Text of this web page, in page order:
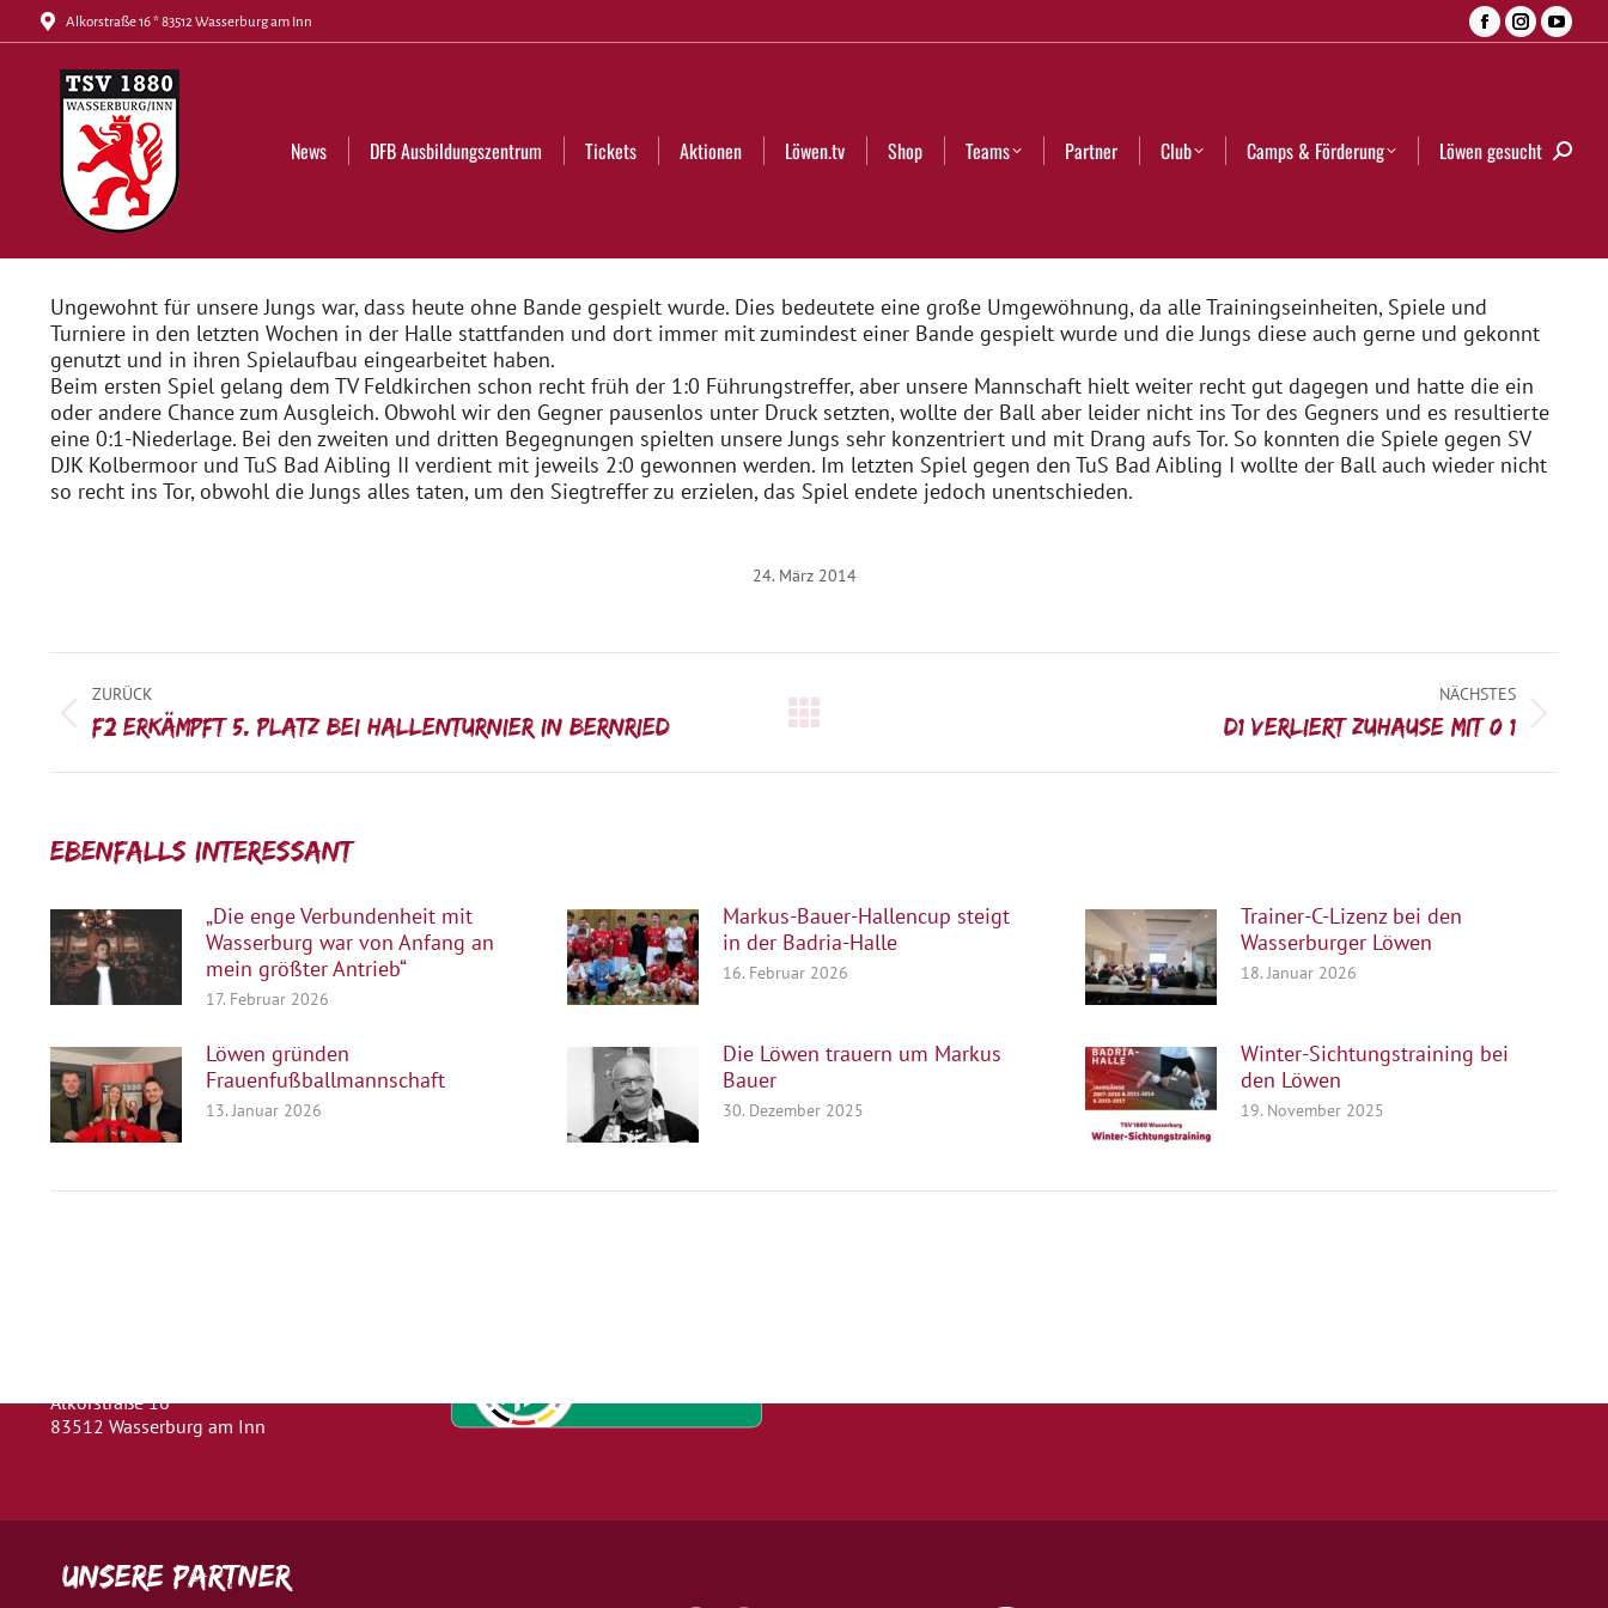
Alkorstraße 16 * 83512 Wasserburg am Inn
Facebook
newnewnew
News DFB Ausbildungszentrum Tickets Aktionen Löwen.tv Shop Teams Partner Club Camps & Förderung Löwen gesucht
Ungewohnt für unsere Jungs war, dass heute ohne Bande gespielt wurde. Dies bedeutete eine große Umgewöhnung, da alle Trainingseinheiten, Spiele und
Turniere in den letzten Wochen in der Halle stattfanden und dort immer mit zumindest einer Bande gespielt wurde und die Jungs diese auch gerne und gekonnt
genutzt und in ihren Spielaufbau eingearbeitet haben.
Beim ersten Spiel gelang dem TV Feldkirchen schon recht früh der 1:0 Führungstreffer, aber unsere Mannschaft hielt weiter recht gut dagegen und hatte die ein
oder andere Chance zum Ausgleich. Obwohl wir den Gegner pausenlos unter Druck setzten, wollte der Ball aber leider nicht ins Tor des Gegners und es resultierte
eine 0:1-Niederlage. Bei den zweiten und dritten Begegnungen spielten unsere Jungs sehr konzentriert und mit Drang aufs Tor. So konnten die Spiele gegen SV
DJK Kolbermoor und TuS Bad Aibling II verdient mit jeweils 2:0 gewonnen werden. Im letzten Spiel gegen den TuS Bad Aibling I wollte der Ball auch wieder nicht
so recht ins Tor, obwohl die Jungs alles taten, um den Siegtreffer zu erzielen, das Spiel endete jedoch unentschieden.
24. März 2014
ZURÜCK
Vorheriger
F2 erkämpft 5. Platz bei Hallenturnier in Bernried
NÄCHSTES
D1 verliert zuhause mit 0:1
Ebenfalls interessant:
„Die enge Verbundenheit mit
Wasserburg war von Anfang an
mein größter Antrieb“
17. Februar 2026
Markus-Bauer-Hallencup steigt
in der Badria-Halle
16. Februar 2026
Trainer-C-Lizenz bei den
Wasserburger Löwen
18. Januar 2026
Löwen gründen
Frauenfußballmannschaft
13. Januar 2026
Die Löwen trauern um Markus
Bauer
30. Dezember 2025
Winter-Sichtungstraining bei
den Löwen
19. November 2025
Alkorstraße 16
83512 Wasserburg am Inn
Unsere Partner
News DFB Ausbildungszentrum Tickets Aktionen Löwen.tv Shop Teams Partner Club Camps & Förderung Löwen gesucht Search: